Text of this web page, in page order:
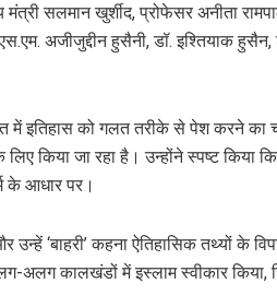
सलमान खुर्शीद, प्रोफेसर अनीता
अजीजुद्दीन हुसैनी, डॉ. इश्तियाक हुसैन,
में इतिहास को गलत तरीके से पेश करने का
किया जा रहा है। उन्होंने स्पष्ट किया
के आधार पर।
‘बाहरी’ कहना ऐतिहासिक तथ्यों के
अलग कालखंडों में इस्लाम स्वीकार